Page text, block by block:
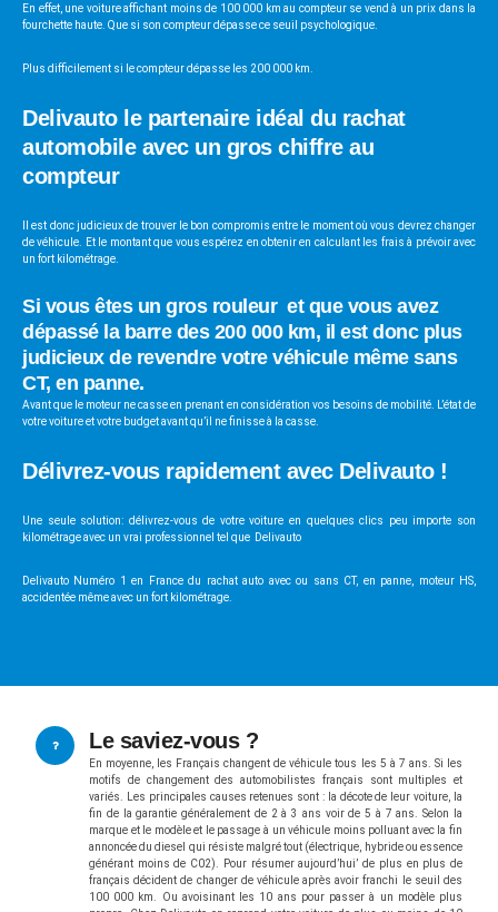
En effet, une voiture affichant moins de 100 000 km au compteur se vend à un prix dans la
fourchette haute. Que si son compteur dépasse ce seuil psychologique.
Plus difficilement si le compteur dépasse les 200 000 km.
Delivauto le partenaire idéal du rachat
automobile avec un gros chiffre au
compteur
Il est donc judicieux de trouver le bon compromis entre le moment où vous devrez changer
de véhicule. Et le montant que vous espérez en obtenir en calculant les frais à prévoir avec
un fort kilométrage.
Si vous êtes un gros rouleur et que vous avez
dépassé la barre des 200 000 km, il est donc plus
judicieux de revendre votre véhicule même sans
CT, en panne.
Avant que le moteur ne casse en prenant en considération vos besoins de mobilité. L’état de
votre voiture et votre budget avant qu’il ne finisse à la casse.
Délivrez-vous rapidement avec Delivauto !
Une seule solution: délivrez-vous de votre voiture en quelques clics peu importe son
kilométrage avec un vrai professionnel tel que Delivauto
Delivauto Numéro 1 en France du rachat auto avec ou sans CT, en panne, moteur HS,
accidentée même avec un fort kilométrage.
Le saviez-vous ?
En moyenne, les Français changent de véhicule tous les 5 à 7 ans. Si les
motifs de changement des automobilistes français sont multiples et
variés. Les principales causes retenues sont : la décote de leur voiture, la
fin de la garantie généralement de 2 à 3 ans voir de 5 à 7 ans. Selon la
marque et le modèle et le passage à un véhicule moins polluant avec la fin
annoncée du diesel qui résiste malgré tout (électrique, hybride ou essence
générant moins de C02). Pour résumer aujourd’hui’ de plus en plus de
français décident de changer de véhicule après avoir franchi le seuil des
100 000 km. Ou avoisinant les 10 ans pour passer à un modèle plus